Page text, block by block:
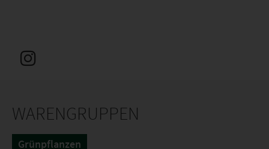
WARENGRUPPEN
Grünpflanzen